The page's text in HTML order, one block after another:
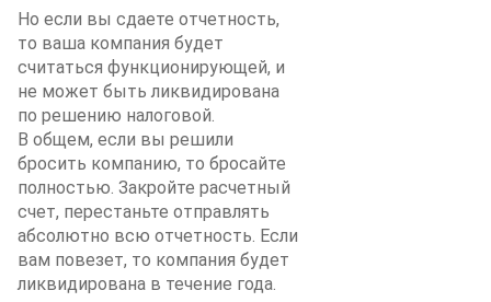
Но если вы сдаете отчетность,
то ваша компания будет
считаться функционирующей, и
не может быть ликвидирована
по решению налоговой.
В общем, если вы решили
бросить компанию, то бросайте
полностью. Закройте расчетный
счет, перестаньте отправлять
абсолютно всю отчетность. Если
вам повезет, то компания будет
ликвидирована в течение года.